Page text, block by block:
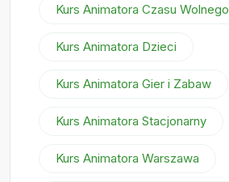
Kurs Animatora Czasu
Kurs Animatora Dzieci
Kurs Animatora Gier i Zabaw
Kurs Animatora Stacjonarny
Kurs Animatora Warszawa